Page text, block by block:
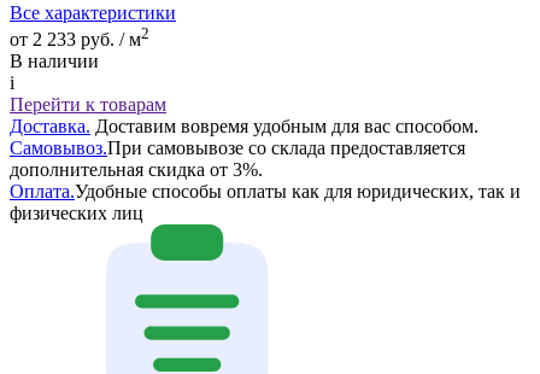
Все характеристики
от 2 233 руб. / м2
В наличии
i
Перейти к товарам
Доставка. Доставим вовремя удобным для вас способом.
Самовывоз.При самовывозе со склада предоставляется
дополнительная скидка от 3%.
Оплата.Удобные способы оплаты как для юридических, так и
физических лиц